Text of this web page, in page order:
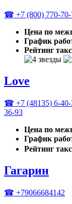
☎ +7 (800) 770-70-
Цена по
График
Рейтинг
Love
☎ +7 (48135) 6-40-
36-93
Цена по
График
Рейтинг
Гагарин
☎ +79066684142